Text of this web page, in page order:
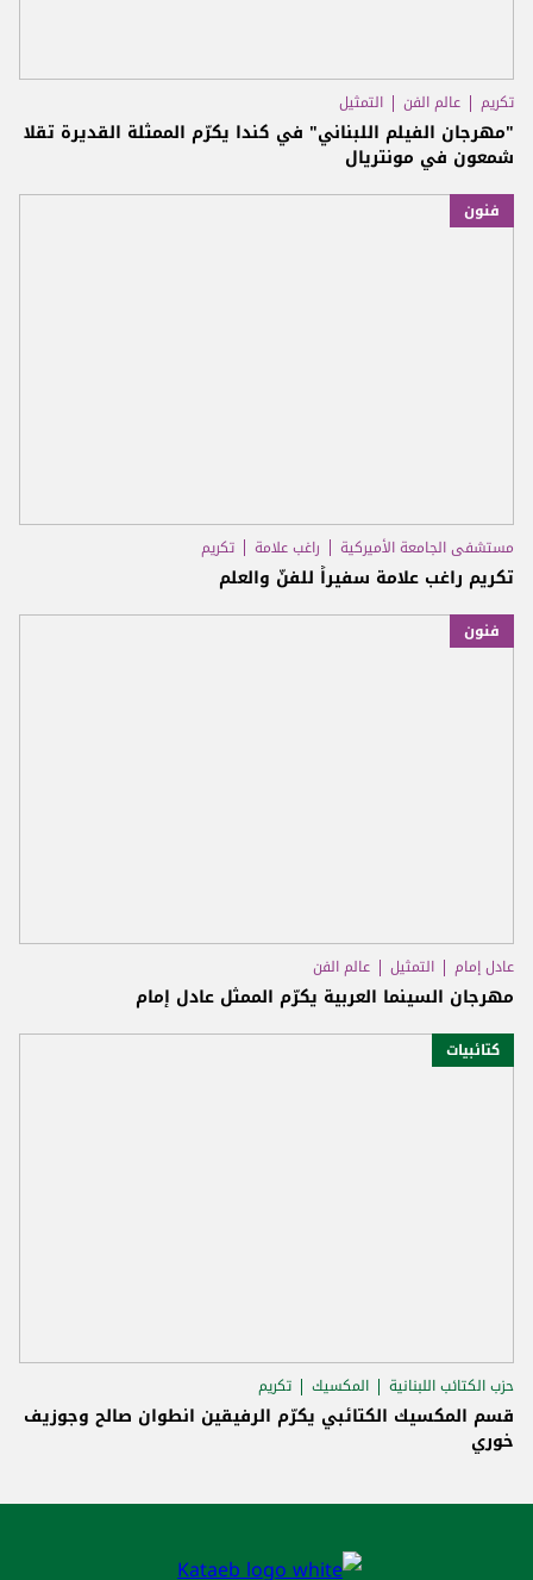
تكريم عالم الفن التمثيل
"مهرجان الفيلم اللبناني" في كندا يكرّم الممثلة القديرة تقلا
شمعون في مونتريال
فنون
مستشفى الجامعة الأميركية راغب علامة تكريم
تكريم راغب علامة سفيراً للفنّ والعلم
فنون
عادل إمام التمثيل عالم الفن
مهرجان السينما العربية يكرّم الممثل عادل إمام
كتائبيات
حزب الكتائب اللبنانية المكسيك تكريم
قسم المكسيك الكتائبي يكرّم الرفيقين انطوان صالح وجوزيف
خوري